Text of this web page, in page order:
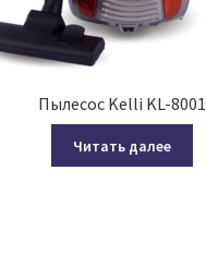
Пылесос Kelli KL-8001
Читать далее